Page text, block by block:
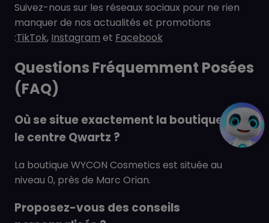
Suivez-nous sur les réseaux sociaux pour ne rien
manquer de nos actualités et promotions
:TikTok, Instagram et Facebook
Questions Fréquemment Posées
(FAQ)
Où se situe exactement la boutique dans
le centre Qwartz ?
La boutique WYCON Cosmetics est située au
niveau 0, près de Marc Orian.
Proposez-vous des conseils